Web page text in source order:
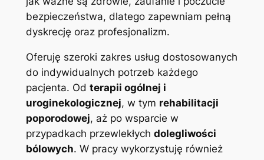
bezpieczeństwa, dlatego zapewniam pełną
dyskrecję oraz profesjonalizm.
Oferuję szeroki zakres usług dostosowanych
do indywidualnych potrzeb każdego
pacjenta. Od terapii ogólnej i
uroginekologicznej, w tym rehabilitacji
poporodowej, aż po wsparcie w
przypadkach przewlekłych dolegliwości
bólowych. W pracy wykorzystuję również